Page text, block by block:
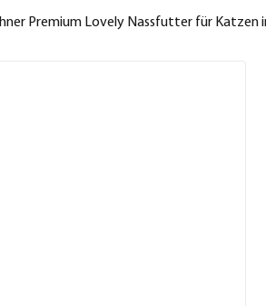
Premium Lovely Nassfutter für Katzen